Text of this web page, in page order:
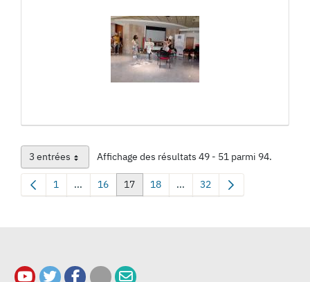
3 entréesPar page Affichage des résultats 49 - 51 parmi 94.
Page
1 ...Pages intermédiaires Utilisez TAB pour naviguer.
Page
16 Page
17 Page
18 ...Pages intermédiaires Utilisez
Page
32